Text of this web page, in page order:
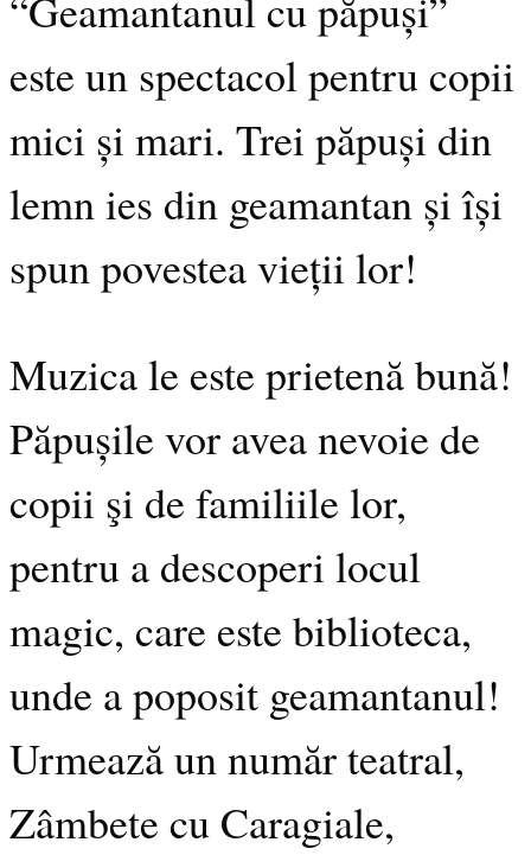
este un spectacol pentru copii
mici și mari. Trei păpuși din
lemn ies din geamantan și își
spun povestea vieții lor!
Muzica le este prietenă bună!
Păpușile vor avea nevoie de
copii şi de familiile lor,
pentru a descoperi locul
magic, care este biblioteca,
unde a poposit geamantanul!
Urmează un număr teatral,
Zâmbete cu Caragiale,